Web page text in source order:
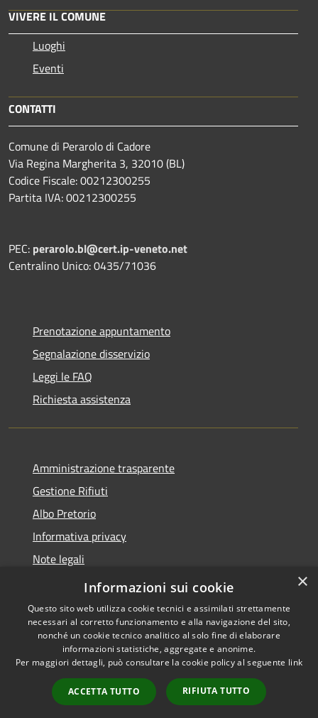
VIVERE IL COMUNE
Luoghi
Eventi
CONTATTI
Comune di Perarolo di Cadore
Via Regina Margherita 3, 32010 (BL)
Codice Fiscale: 00212300255
Partita IVA: 00212300255
PEC: perarolo.bl@cert.ip-veneto.net
Centralino Unico: 0435/71036
Prenotazione appuntamento
Segnalazione disservizio
Leggi le FAQ
Richiesta assistenza
Amministrazione trasparente
Gestione Rifiuti
Albo Pretorio
Informativa privacy
Note legali
Dichiarazione di accessibilità
Accessibilità
Copyright © 2026 • Comune di
Perarolo di Cadore • Powered
byMunicipium
Accesso
redazione
×
Informazioni sui cookie
Questo sito web utilizza cookie tecnici e assimilati strettamente
necessari al corretto funzionamento e alla navigazione del sito,
nonché un cookie tecnico analitico al solo fine di elaborare
informazioni statistiche, aggregate e anonime.
Per maggiori dettagli, può consultare la cookie policy al seguente link
ACCETTA TUTTO RIFIUTA TUTTO